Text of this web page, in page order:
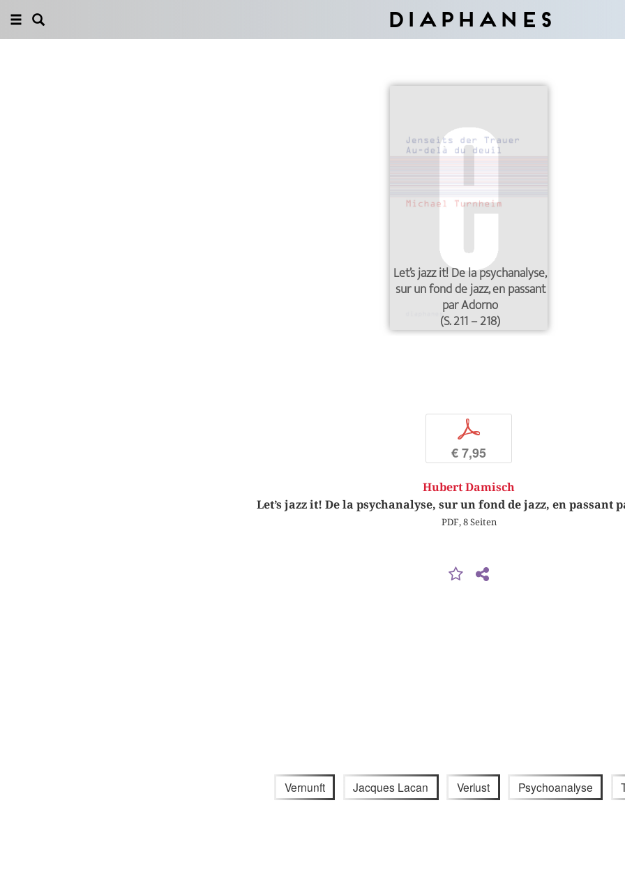
Diaphanes
Let’s jazz it! De la psychanalyse,
sur un fond de jazz, en passant
par Adorno
(S. 211 – 218)
p
€ 7,95
Hubert Damisch
Let’s jazz it! De la psychanalyse, sur un fond de jazz, en passant
PDF, 8 Seiten
Vernunft Jacques Lacan Verlust Psychoanalyse